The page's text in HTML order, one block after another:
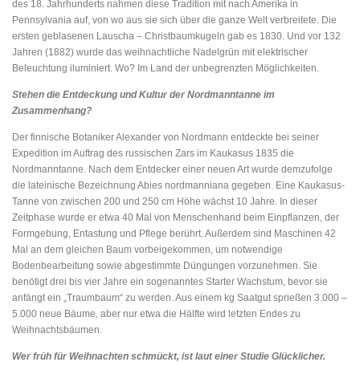
des 18. Jahrhunderts nahmen diese Tradition mit nach Amerika in
Pennsylvania auf, von wo aus sie sich über die ganze Welt verbreitete. Die
ersten geblasenen Lauscha – Christbaumkugeln gab es 1830. Und vor 132
Jahren (1882) wurde das weihnachtliche Nadelgrün mit elektrischer
Beleuchtung iluminiert. Wo? Im Land der unbegrenzten Möglichkeiten.
Stehen die Entdeckung und Kultur der Nordmanntanne im
Zusammenhang?
Der finnische Botaniker Alexander von Nordmann entdeckte bei seiner
Expedition im Auftrag des russischen Zars im Kaukasus 1835 die
Nordmanntanne. Nach dem Entdecker einer neuen Art wurde demzufolge
die lateinische Bezeichnung Abies nordmanniana gegeben. Eine Kaukasus-
Tanne von zwischen 200 und 250 cm Höhe wächst 10 Jahre. In dieser
Zeitphase wurde er etwa 40 Mal von Menschenhand beim Einpflanzen, der
Formgebung, Entastung und Pflege berührt. Außerdem sind Maschinen 42
Mal an dem gleichen Baum vorbeigekommen, um notwendige
Bodenbearbeitung sowie abgestimmte Düngungen vorzunehmen. Sie
benötigt drei bis vier Jahre ein sogenanntes Starter Wachstum, bevor sie
anfängt ein „Traumbaum“ zu werden. Aus einem kg Saatgut sprießen 3.000 –
5.000 neue Bäume, aber nur etwa die Hälfte wird letzten Endes zu
Weihnachtsbäumen.
Wer früh für Weihnachten schmückt, ist laut einer Studie Glücklicher.